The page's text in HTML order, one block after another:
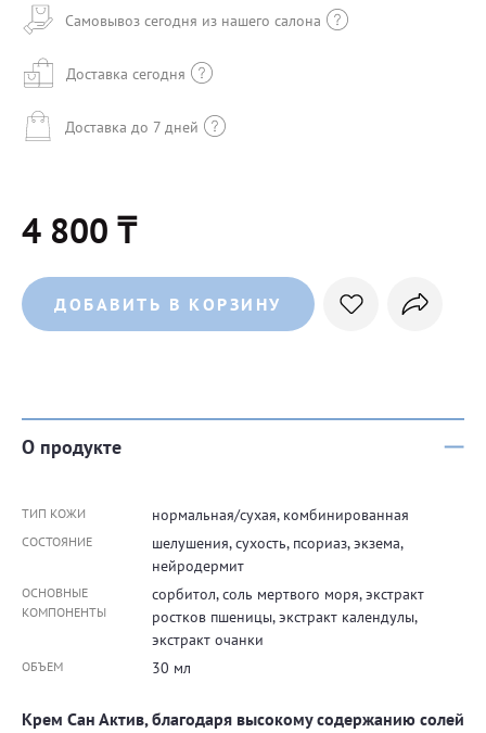
Самовывоз сегодня из нашего салона
Доставка сегодня
Доставка до 7 дней
4 800 ₸
ДОБАВИТЬ В КОРЗИНУ
О продукте
ТИП КОЖИ нормальная/сухая, комбинированная
СОСТОЯНИЕ
шелушения, сухость, псориаз, экзема,
нейродермит
ОСНОВНЫЕ
КОМПОНЕНТЫ
сорбитол, соль мертвого моря, экстракт
ростков пшеницы, экстракт календулы,
экстракт очанки
ОБЪЕМ 30 мл
Крем Сан Актив, благодаря высокому содержанию солей